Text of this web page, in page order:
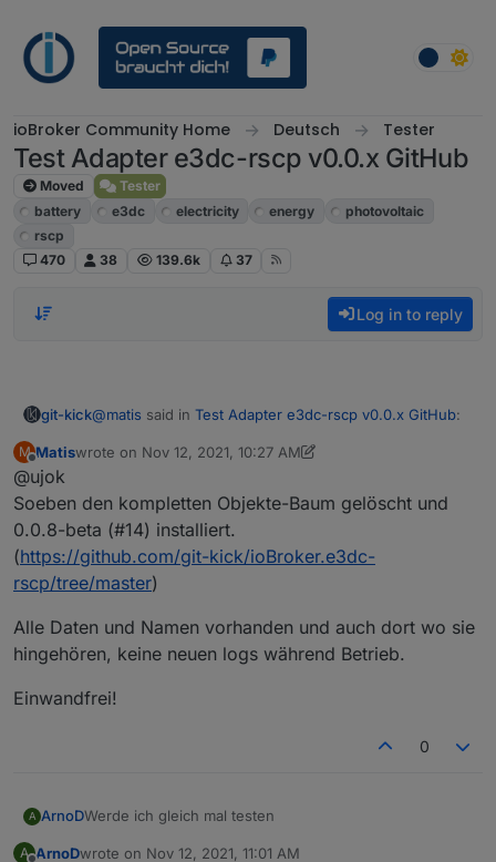
ioBroker Community Home Deutsch Tester
Test Adapter e3dc-rscp v0.0.x GitHub
Moved
Tester
battery
e3dc electricity energy
photovoltaic
rscp
470
38 139.6k 37
Log in to reply
git-kick@matis said in Test Adapter e3dc-rscp v0.0.x GitHub:
#12 hat es gefixt! Alle Verzeichnisse da und
korrekt zugeordnet, auch Phase und String!
Wie cool ist das denn! Super Job!
Was meinst du mit "#12"? - ich steh am Schlauch...
bitte um Feedback zu v0.0.8-beta".
M
Offline
Matiswrote on Nov 12, 2021, 10:27 AM
last edited by MatisNov 12, 2021, 11:29 AM
@ujok
Soeben den kompletten Objekte-Baum gelöscht und
0.0.8-beta (#14) installiert.
(https://github.com/git-kick/ioBroker.e3dc-
rscp/tree/master)
Alle Daten und Namen vorhanden und auch dort wo sie
hingehören, keine neuen logs während Betrieb.
Einwandfrei!
0
A ArnoDWerde ich gleich mal testen
A ArnoDwrote on Nov 12, 2021, 11:01 AM